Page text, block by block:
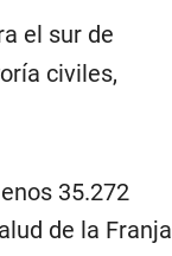
el sur de
civiles,
35.272
de la Franja